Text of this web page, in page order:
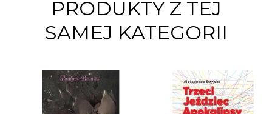
PRODUKTY Z TEJ
SAMEJ KATEGORII